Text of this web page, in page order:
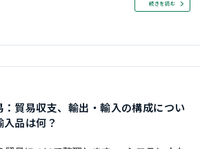
続きを読む
：貿易収支、輸出・輸入の構成につい
品は何？